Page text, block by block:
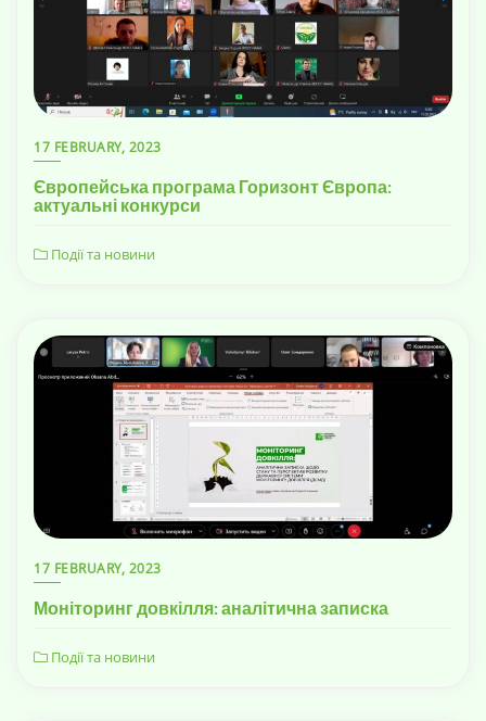
17 FEBRUARY, 2023
Європейська програма Горизонт Європа:
актуальні конкурси
Події та новини
17 FEBRUARY, 2023
Моніторинг довкілля: аналітична записка
Події та новини